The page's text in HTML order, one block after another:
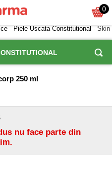
0
- Piele Uscata Constitutional - Skin
250 ml
nu face parte din